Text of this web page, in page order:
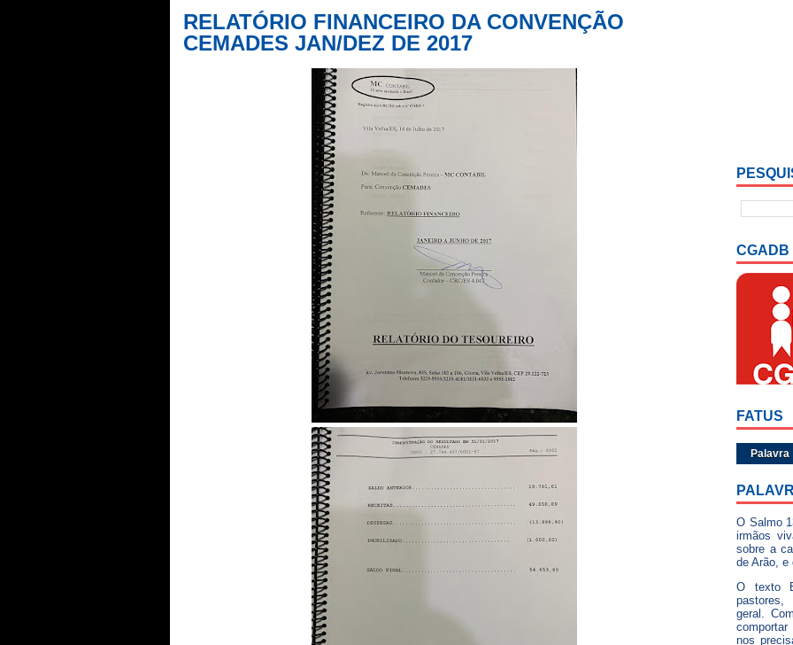
RELATÓRIO FINANCEIRO DA CONVENÇÃO
CEMADES JAN/DEZ DE 2017
CGADB
FATUS
Palavra
O Salmo
irmãos
sobre a
de Arão,
O texto
pastores,
geral.
nos